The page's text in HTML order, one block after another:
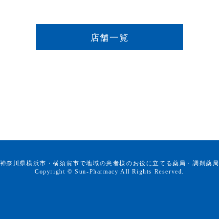
店舗一覧
神奈川県横浜市・横須賀市で地域の患者様のお役に立てる薬局・調剤薬局
Copyright © Sun-Pharmacy All Rights Reserved.